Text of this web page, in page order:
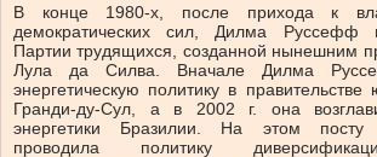
В конце 1980-х, после прихода к
демократических сил, Дилма Руссефф
Партии трудящихся, созданной нынешним
Лула да Силва. Вначале Дилма
энергетическую политику в
Гранди-ду-Сул, а в 2002 г. она
энергетики Бразилии. На этом
проводила политику